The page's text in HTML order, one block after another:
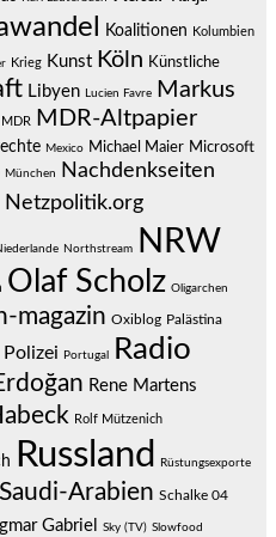
Koalitionen Kolumbien
Krieg Kunst Köln Künstliche
Libyen Lucien Favre
Markus
MDR MDR-Altpapier
Mexico Michael Maier Microsoft
München Nachdenkseiten
Netzpolitik.org
Northstream NRW
Olaf Scholz Oligarchen
magazin Oxiblog Palästina
Polizei Portugal Radio
Rene Martens
Rolf Mützenich
Russland Rüstungsexporte
Saudi-Arabien Schalke 04
Gabriel Sky (TV) Slowfood